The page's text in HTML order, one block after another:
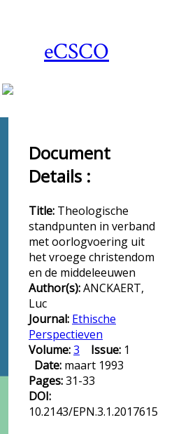
eCSCO
Document
Details :
Title: Theologische
standpunten in verband
met oorlogvoering uit
het vroege christendom
en de middeleeuwen
Author(s):ANCKAERT,
Luc
Journal: Ethische
Perspectieven
Volume:3 Issue: 1
Date: maart 1993
Pages:31-33
DOI:
10.2143/EPN.3.1.2017615